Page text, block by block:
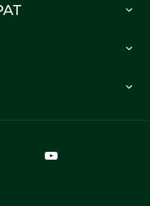
персональных данных